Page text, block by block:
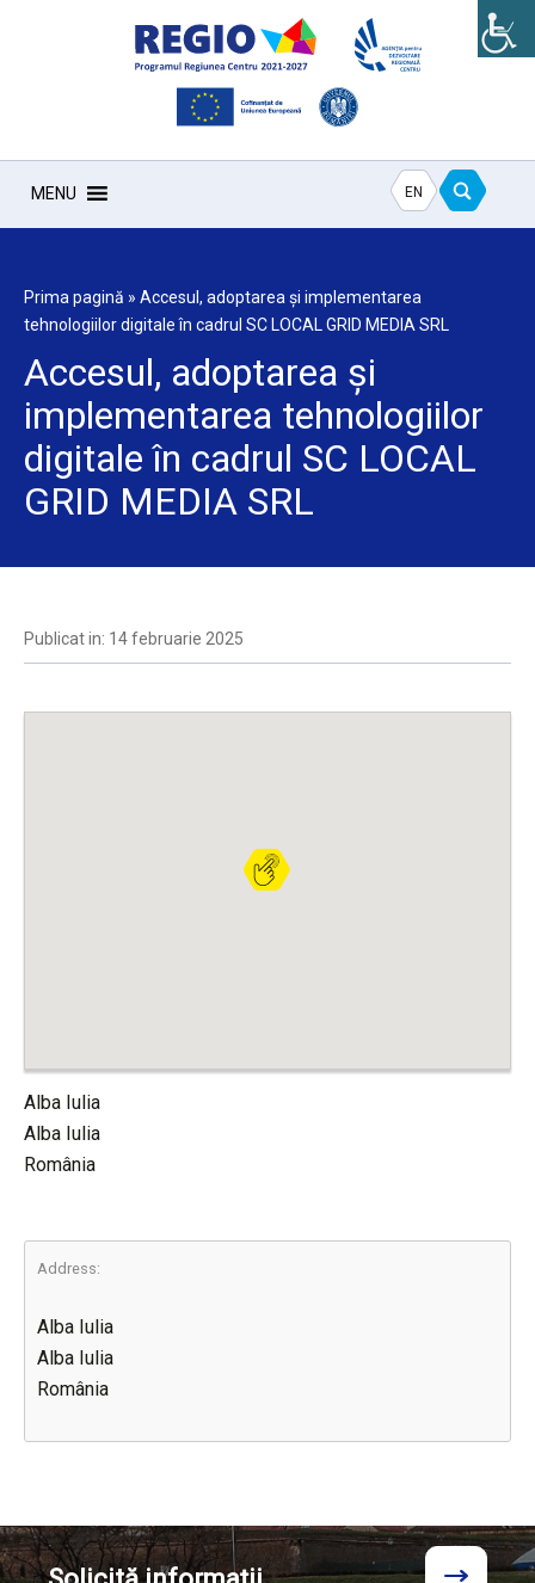
MENU EN
Prima pagină » Accesul, adoptarea și implementarea
tehnologiilor digitale în cadrul SC LOCAL GRID MEDIA SRL
Accesul, adoptarea și
implementarea tehnologiilor
digitale în cadrul SC LOCAL
GRID MEDIA SRL
Publicat in: 14 februarie 2025
Alba Iulia
Alba Iulia
România
Address:
Alba Iulia
Alba Iulia
România